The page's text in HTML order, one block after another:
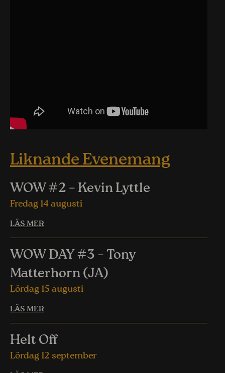
Liknande Evenemang
WOW #2 – Kevin Lyttle
Fredag 14 augusti
LÄS MER
WOW DAY #3 – Tony
Matterhorn (JA)
Lördag 15 augusti
LÄS MER
Helt Off
Lördag 12 september